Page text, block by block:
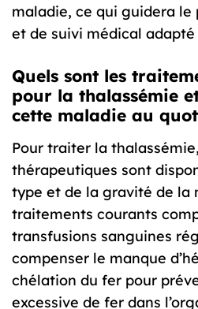
maladie, ce qui guidera
et de suivi médical
Quels sont les
pour la thalassémie
cette maladie au
Pour traiter la
thérapeutiques sont
type et de la gravité de la
traitements courants
transfusions sanguines
compenser le manque
chélation du fer pour
excessive de fer dans